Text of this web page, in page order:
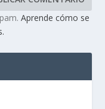
Aprende cómo se